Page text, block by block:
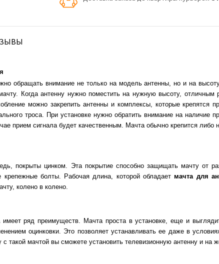
обращать внимание не только на модель антенны, но и на
Когда антенну нужно поместить на нужную высоту, отличным
можно закрепить антенны и комплексы, которые крепятся
троса. При установке нужно обратить внимание на
прием сигнала будет качественным. Мачта обычно крепится
покрыты цинком. Эта покрытие способно защищать мачту от
крепежные болты. Рабочая длина, которой обладаетмачта для
колено в колено.
имеет ряд преимуществ. Мачта проста в установке, еще и
оцинковки. Это позволяет устанавливать ее даже в
такой мачтой вы сможете установить телевизионную антенну и на